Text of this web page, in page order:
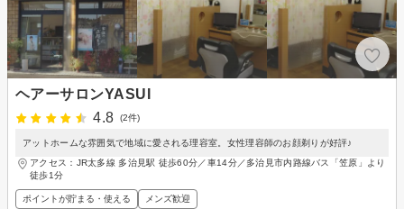
ヘアーサロンYASUI
4.8
(2件)
アットホームな雰囲気で地域に愛される理容室。女性理容師のお顔剃りが好評♪
アクセス：JR太多線 多治見駅 徒歩60分／車14分／多治見市内路線バス「笠原」より
徒歩1分
ポイントが貯まる・使える メンズ歓迎